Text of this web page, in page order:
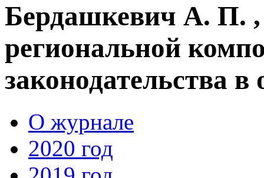
Бердашкевич А. П.
региональной
законодательства в
О журнале
2020 год